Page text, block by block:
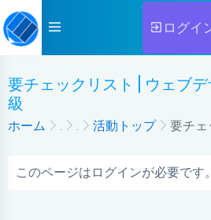
ログイ
要チェックリスト | ウェブ
級
ホーム . . 活動トップ 要チェ
このページはログインが必要です。